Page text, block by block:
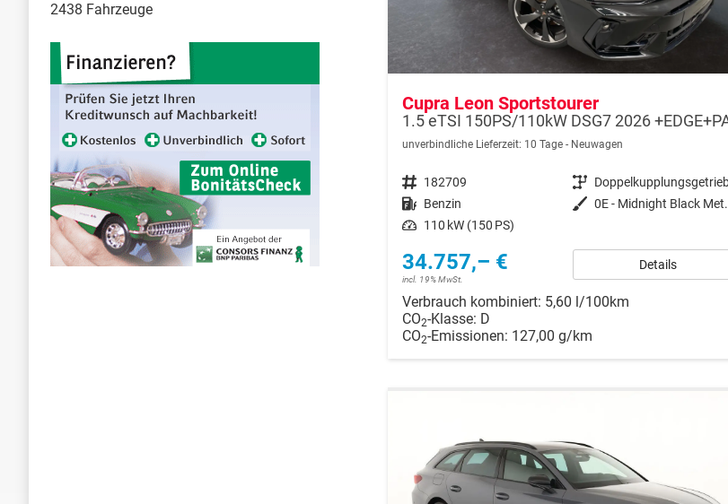
Cupra Leon Sportstourer
unverbindliche Lieferzeit: 10 Tage Neuwagen
Fahrzeugnr. 182709 Getriebe
Kraftstoff Benzin Außenfarbe 0E - Midnight Black Met.
Leistung 110 kW (150 PS)
34.757,– €
incl. 19% MwSt.
Details
Verbrauch kombiniert: 5,60 l/100km
CO2-Klasse: D
CO2-Emissionen: 127,00 g/km
2438 Fahrzeuge